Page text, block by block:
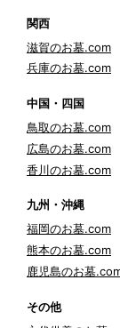
関西
滋賀のお墓.com
兵庫のお墓.com
中国・四国
鳥取のお墓.com
広島のお墓.com
香川のお墓.com
九州・沖縄
福岡のお墓.com
熊本のお墓.com
鹿児島のお墓
その他